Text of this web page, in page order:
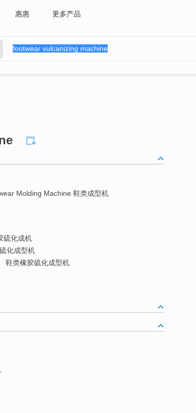
惠惠 更多产品
Molding Machine 鞋类成型机
硫化成机
化成型机
鞋类橡胶硫化成型机
。